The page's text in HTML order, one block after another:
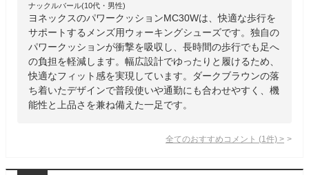
ナックルバール(10代・男性)
ヨネックスのパワークッションMC30Wは、快適な歩行を
サポートするメンズ用ウォーキングシューズです。独自の
パワークッションが衝撃を吸収し、長時間の歩行でも足へ
の負担を軽減します。幅広設計でゆったりと履けるため、
快適なフィット感を実現しています。ダークブラウンの落
ち着いたデザインで普段使いや通勤にも合わせやすく、機
能性と上品さを兼ね備えた一足です。
全てのおすすめコメント (1 件) >